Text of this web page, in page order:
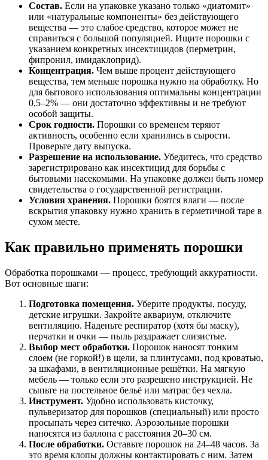
Состав. Если на упаковке указано только «диатомит»
или «натуральные компоненты» без действующего
вещества — это слабое средство, которое может не
справиться с большой популяцией. Ищите порошки с
указанием конкретных инсектицидов (перметрин,
фипронил, имидаклоприд).
Концентрация. Чем выше процент действующего
вещества, тем меньше порошка нужно на обработку. Но
для бытового использования оптимальны концентрации
0,5–2% — они достаточно эффективны и не требуют
особой защиты.
Срок годности. Порошки со временем теряют
активность, особенно если хранились в сырости.
Проверьте дату выпуска.
Разрешение на использование. Убедитесь, что средство
зарегистрировано как инсектицид для борьбы с
бытовыми насекомыми. На упаковке должен быть номер
свидетельства о государственной регистрации.
Условия хранения. Порошки боятся влаги — после
вскрытия упаковку нужно хранить в герметичной таре в
сухом месте.
Как правильно применять порошки
Обработка порошками — процесс, требующий аккуратности.
Вот основные шаги:
Подготовка помещения. Уберите продукты, посуду,
детские игрушки. Закройте аквариум, отключите
вентиляцию. Наденьте респиратор (хотя бы маску),
перчатки и очки — пыль раздражает слизистые.
Выбор мест обработки. Порошок наносят тонким
слоем (не горкой!) в щели, за плинтусами, под кроватью,
за шкафами, в вентиляционные решётки. На мягкую
мебель — только если это разрешено инструкцией. Не
сыпьте на постельное бельё или матрас без чехла.
Инструмент. Удобно использовать кисточку,
пульверизатор для порошков (специальный) или просто
просыпать через ситечко. Аэрозольные порошки
наносятся из баллона с расстояния 20–30 см.
После обработки. Оставьте порошок на 24–48 часов. За
это время клопы должны контактировать с ним. Затем